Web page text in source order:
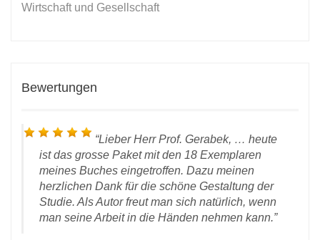
Wirtschaft und Gesellschaft
Bewertungen
Lieber Herr Prof. Gerabek, … heute
ist das grosse Paket mit den 18 Exemplaren
meines Buches eingetroffen. Dazu meinen
herzlichen Dank für die schöne Gestaltung der
Studie. Als Autor freut man sich natürlich, wenn
man seine Arbeit in die Händen nehmen kann.